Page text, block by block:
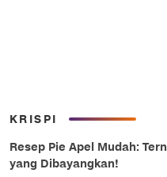
KRISPI
Resep Pie Apel Mudah:
yang Dibayangkan!